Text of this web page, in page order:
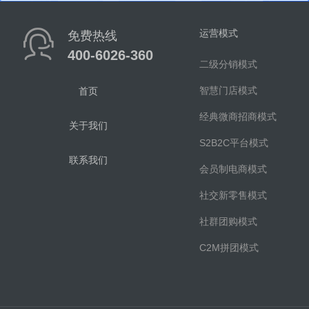
免费热线
400-6026-360
首页
关于我们
联系我们
运营模式
二级分销模式
智慧门店模式
经典微商招商模式
S2B2C平台模式
会员制电商模式
社交新零售模式
社群团购模式
C2M拼团模式